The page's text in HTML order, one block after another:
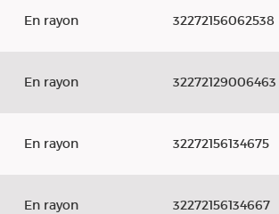
En rayon 32272156062538
En rayon 32272129006463
En rayon 32272156134675
En rayon 32272156134667